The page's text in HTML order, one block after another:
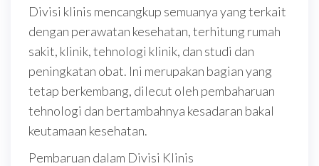
Divisi klinis mencangkup semuanya yang terkait
dengan perawatan kesehatan, terhitung rumah
sakit, klinik, tehnologi klinik, dan studi dan
peningkatan obat. Ini merupakan bagian yang
tetap berkembang, dilecut oleh pembaharuan
tehnologi dan bertambahnya kesadaran bakal
keutamaan kesehatan.
Pembaruan dalam Divisi Klinis